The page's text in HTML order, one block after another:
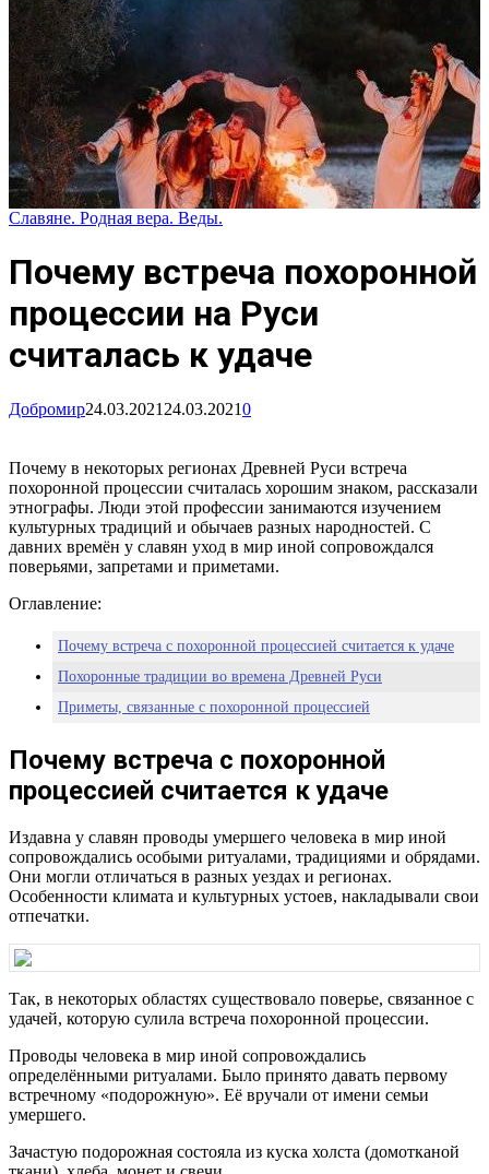
Славяне. Родная вера. Веды.
Почему встреча похоронной
процессии на Руси
считалась к удаче
Добромир24.03.2021 24.03.20210
Почему в некоторых регионах Древней Руси встреча
похоронной процессии считалась хорошим знаком, рассказали
этнографы. Люди этой профессии занимаются изучением
культурных традиций и обычаев разных народностей. С
давних времён у славян уход в мир иной сопровождался
поверьями, запретами и приметами.
Оглавление:
Почему встреча с похоронной процессией считается к удаче
Похоронные традиции во времена Древней Руси
Приметы, связанные с похоронной процессией
Почему встреча с похоронной
процессией считается к удаче
Издавна у славян проводы умершего человека в мир иной
сопровождались особыми ритуалами, традициями и обрядами.
Они могли отличаться в разных уездах и регионах.
Особенности климата и культурных устоев, накладывали свои
отпечатки.
Так, в некоторых областях существовало поверье, связанное с
удачей, которую сулила встреча похоронной процессии.
Проводы человека в мир иной сопровождались
определёнными ритуалами. Было принято давать первому
встречному «подорожную». Её вручали от имени семьи
умершего.
Зачастую подорожная состояла из куска холста (домотканой